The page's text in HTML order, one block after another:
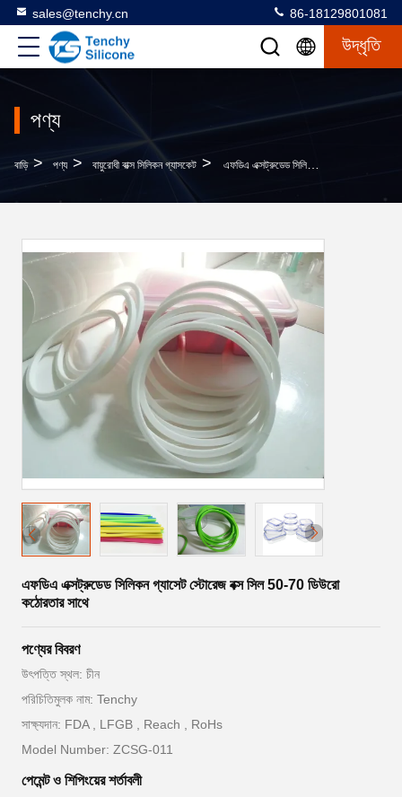
sales@tenchy.cn 86-18129801081
উদ্ধৃতি
পণ্য
বাড়ি > পণ্য > বায়ুরোধী বাক্স সিলিকন গ্যাসকেট > এফডিএ এক্সট্রুডেড সিলিকন গ্যাসেট স্টোরেজ বক্স সিল 50-70 ডিউরো কঠোরতার সাথে
এফডিএ এক্সট্রুডেড সিলিকন গ্যাসেট স্টোরেজ বক্স সিল 50-70 ডিউরো
কঠোরতার সাথে
পণ্যের বিবরণ
উৎপত্তি স্থল: চীন
পরিচিতিমুলক নাম: Tenchy
সাক্ষ্যদান: FDA , LFGB , Reach , RoHs
Model Number: ZCSG-011
পেমেন্ট ও শিপিংয়ের শর্তাবলী